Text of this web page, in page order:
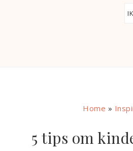
Home »
5 tips om